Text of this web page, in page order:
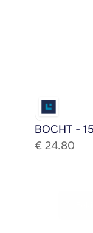
BOCHT -
€ 24.80